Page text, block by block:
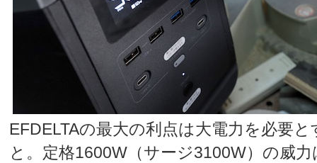
EFDELTAの最大の利点は大電力を必要
と。定格1600W（サージ3100W）の威